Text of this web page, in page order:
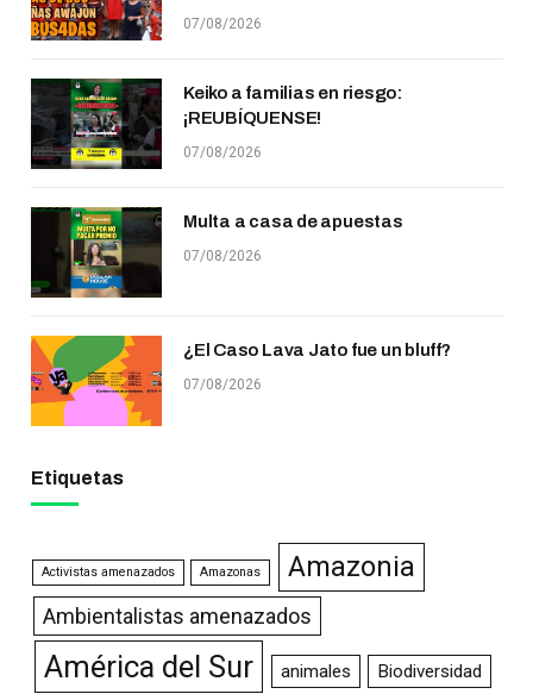
07/08/2026
Keiko a familias en riesgo:
¡REUBÍQUENSE!
07/08/2026
Multa a casa de apuestas
07/08/2026
¿El Caso Lava Jato fue un bluff?
07/08/2026
Etiquetas
Activistas amenazados Amazonas Amazonia
Ambientalistas amenazados
América del Sur animales Biodiversidad